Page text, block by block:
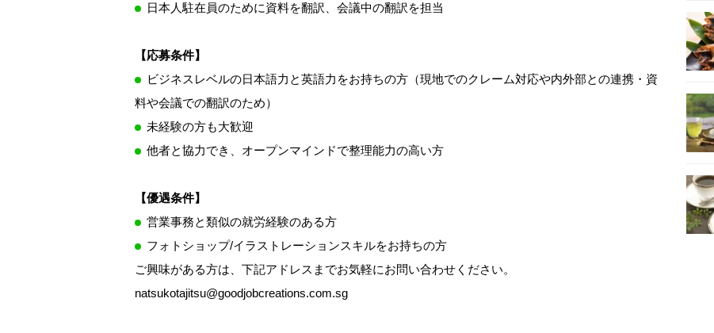
日本人駐在員のために資料を翻訳、会議中の翻訳を担当
【応募条件】
ビジネスレベルの日本語力と英語力をお持ちの方（現地でのクレーム対応や内外部との連携・資
料や会議での翻訳のため）
未経験の方も大歓迎
他者と協力でき、オープンマインドで整理能力の高い方
【優遇条件】
営業事務と類似の就労経験のある方
フォトショップ/イラストレーションスキルをお持ちの方
ご興味がある方は、下記アドレスまでお気軽にお問い合わせください。
natsukotajitsu@goodjobcreations.com.sg